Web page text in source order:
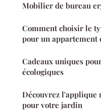
Mobilier de bureau
Comment choisir le
pour un appartement
Cadeaux uniques
écologiques
Découvrez
pour votre jardin